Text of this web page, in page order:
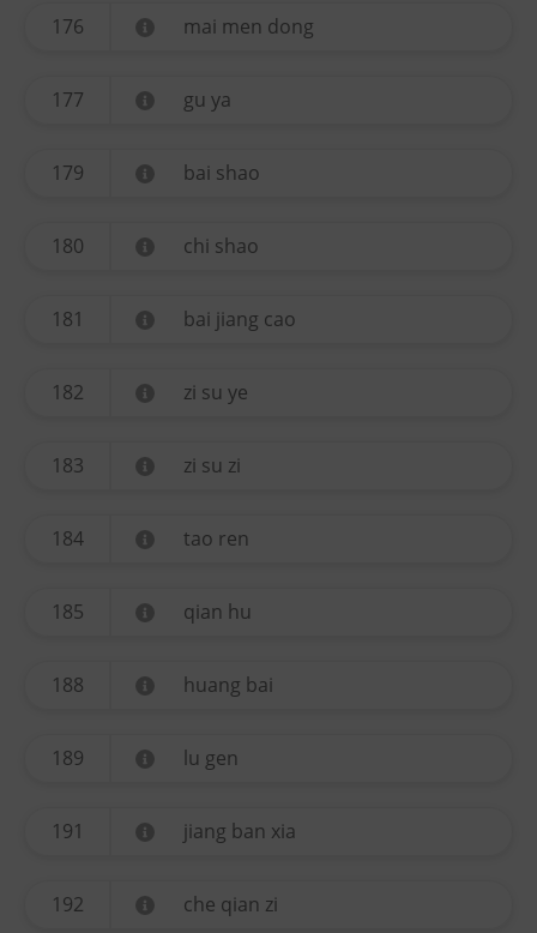
176 mai men dong
177 gu ya
179 bai shao
180 chi shao
181 bai jiang cao
182 zi su ye
183 zi su zi
184 tao ren
185 qian hu
188 huang bai
189 lu gen
191 jiang ban xia
192 che qian zi